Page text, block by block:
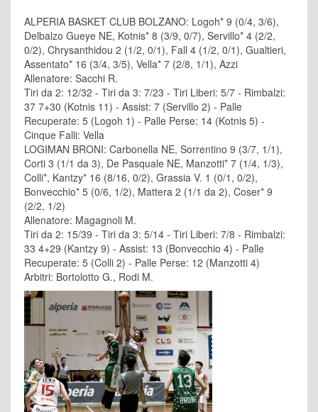
ALPERIA BASKET CLUB BOLZANO: Logoh* 9 (0/4, 3/6),
Delbalzo Gueye NE, Kotnis* 8 (3/9, 0/7), Servillo* 4 (2/2,
0/2), Chrysanthidou 2 (1/2, 0/1), Fall 4 (1/2, 0/1), Gualtieri,
Assentato* 16 (3/4, 3/5), Vella* 7 (2/8, 1/1), Azzi
Allenatore: Sacchi R.
Tiri da 2: 12/32 - Tiri da 3: 7/23 - Tiri Liberi: 5/7 - Rimbalzi:
37 7+30 (Kotnis 11) - Assist: 7 (Servillo 2) - Palle
Recuperate: 5 (Logoh 1) - Palle Perse: 14 (Kotnis 5) -
Cinque Falli: Vella
LOGIMAN BRONI: Carbonella NE, Sorrentino 9 (3/7, 1/1),
Corti 3 (1/1 da 3), De Pasquale NE, Manzotti* 7 (1/4, 1/3),
Colli*, Kantzy* 16 (8/16, 0/2), Grassia V. 1 (0/1, 0/2),
Bonvecchio* 5 (0/6, 1/2), Mattera 2 (1/1 da 2), Coser* 9
(2/2, 1/2)
Allenatore: Magagnoli M.
Tiri da 2: 15/39 - Tiri da 3: 5/14 - Tiri Liberi: 7/8 - Rimbalzi:
33 4+29 (Kantzy 9) - Assist: 13 (Bonvecchio 4) - Palle
Recuperate: 5 (Colli 2) - Palle Perse: 12 (Manzotti 4)
Arbitri: Bortolotto G., Rodi M.